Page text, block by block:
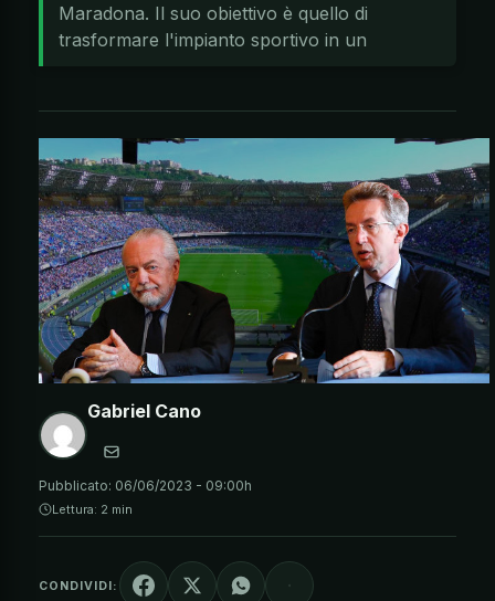
Maradona. Il suo obiettivo è quello di
trasformare l'impianto sportivo in un
Gabriel Cano
Pubblicato: 06/06/2023 - 09:00h
Lettura: 2 min
CONDIVIDI: